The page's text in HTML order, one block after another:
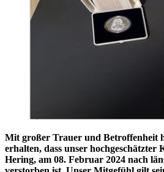
Mit großer Trauer und Betroffenheit
erhalten, dass unser hochgeschätzter
Hering, am 08. Februar 2024 nach